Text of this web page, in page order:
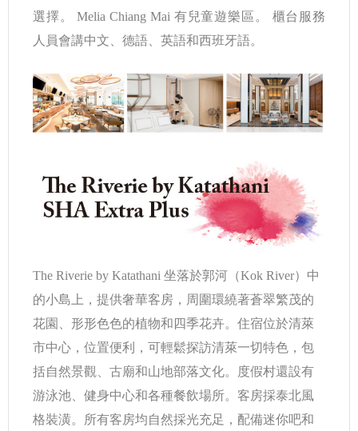
選擇。 Melia Chiang Mai 有兒童遊樂區。 櫃台服務
人員會講中文、德語、英語和西班牙語。
The Riverie by Katathani 坐落於郭河（Kok River）中
的小島上，提供奢華客房，周圍環繞著蒼翠繁茂的
花園、形形色色的植物和四季花卉。住宿位於清萊
市中心，位置便利，可輕鬆探訪清萊一切特色，包
括自然景觀、古廟和山地部落文化。度假村還設有
游泳池、健身中心和各種餐飲場所。客房採泰北風
格裝潢。所有客房均自然採光充足，配備迷你吧和